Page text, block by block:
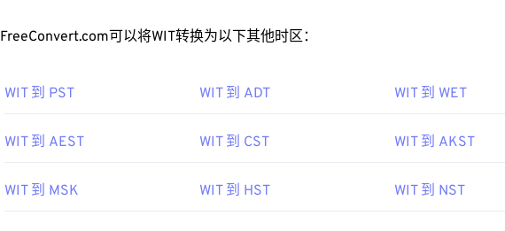
FreeConvert.com可以将WIT转换为以下其他时区：
WIT 到 PST WIT 到 ADT WIT 到 WET
WIT 到 AEST WIT 到 CST WIT 到 AKST
WIT 到 MSK WIT 到 HST WIT 到 NST